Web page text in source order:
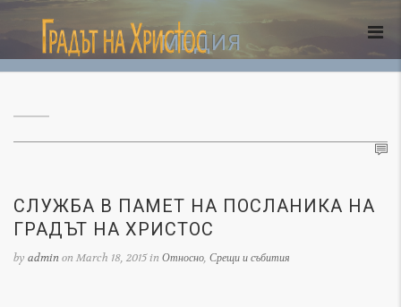
МЕДИЯ
СЛУЖБА В ПАМЕТ НА ПОСЛАНИКА НА
ГРАДЪТ НА ХРИСТОС
by adminon March 18, 2015 in Относно, Срещи и събития